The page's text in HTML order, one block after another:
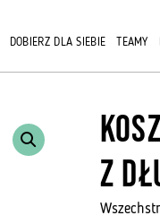
DOBIERZ DLA SIEBIE TEAMY
z